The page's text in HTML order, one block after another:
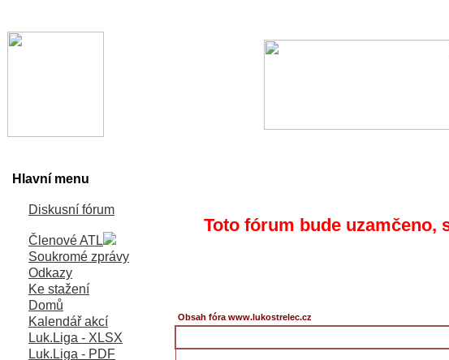
Hlavní menu
Diskusní fórum
Členové ATL
Soukromé zprávy
Odkazy
Ke stažení
Domů
Kalendář akcí
Luk.Liga - XLSX
Luk.Liga - PDF
Toto fórum bude uzamčeno,
Obsah fóra www.lukostrelec.cz